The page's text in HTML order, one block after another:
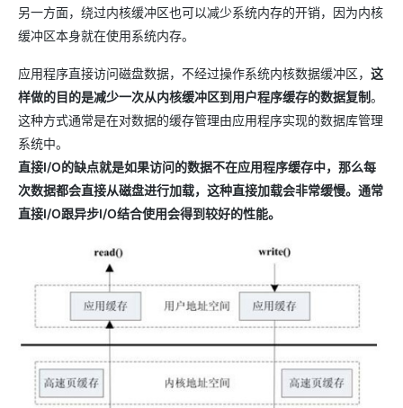
另一方面，绕过内核缓冲区也可以减少系统内存的开销，因为内核
缓冲区本身就在使用系统内存。
应用程序直接访问磁盘数据，不经过操作系统内核数据缓冲区， 这
样做的目的是减少一次从内核缓冲区到用户程序缓存的数据复制。
这种方式通常是在对数据的缓存管理由应用程序实现的数据库管理
系统中。
直接I/O的缺点就是如果访问的数据不在应用程序缓存中，那么每
次数据都会直接从磁盘进行加载，这种直接加载会非常缓慢。通常
直接I/O跟异步I/O结合使用会得到较好的性能。